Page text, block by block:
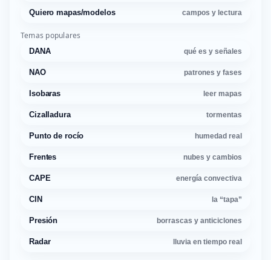
Quiero mapas/modelos campos y lectura
Temas populares
DANA qué es y señales
NAO patrones y fases
Isobaras leer mapas
Cizalladura tormentas
Punto de rocío humedad real
Frentes nubes y cambios
CAPE energía convectiva
CIN la “tapa”
Presión borrascas y anticiclones
Radar lluvia en tiempo real